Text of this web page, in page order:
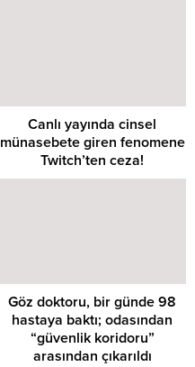
Canlı yayında cinsel
münasebete giren fenomene
Twitch’ten ceza!
Göz doktoru, bir günde 98
hastaya baktı; odasından
“güvenlik koridoru”
arasından çıkarıldı